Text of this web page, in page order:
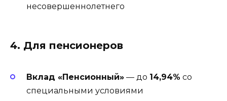
несовершеннолетнего
4. Для пенсионеров
Вклад «Пенсионный» — до 14,94% со
специальными условиями